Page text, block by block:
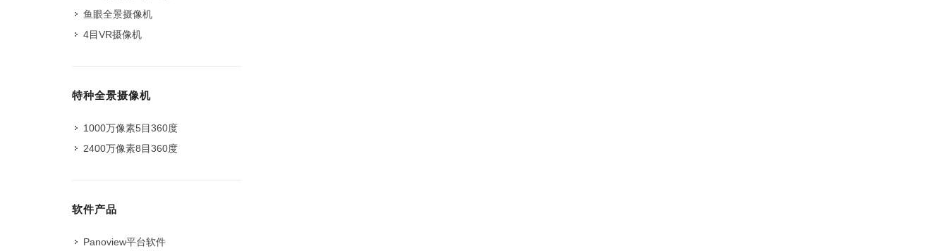
鱼眼全景摄像机
4目VR摄像机
特种全景摄像机
1000万像素5目360度
2400万像素8目360度
软件产品
Panoview平台软件